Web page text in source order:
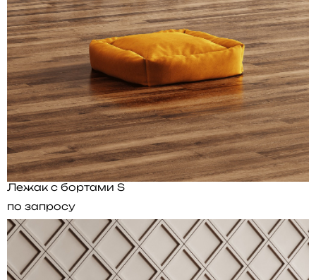
Лежак с бортами S
по запросу